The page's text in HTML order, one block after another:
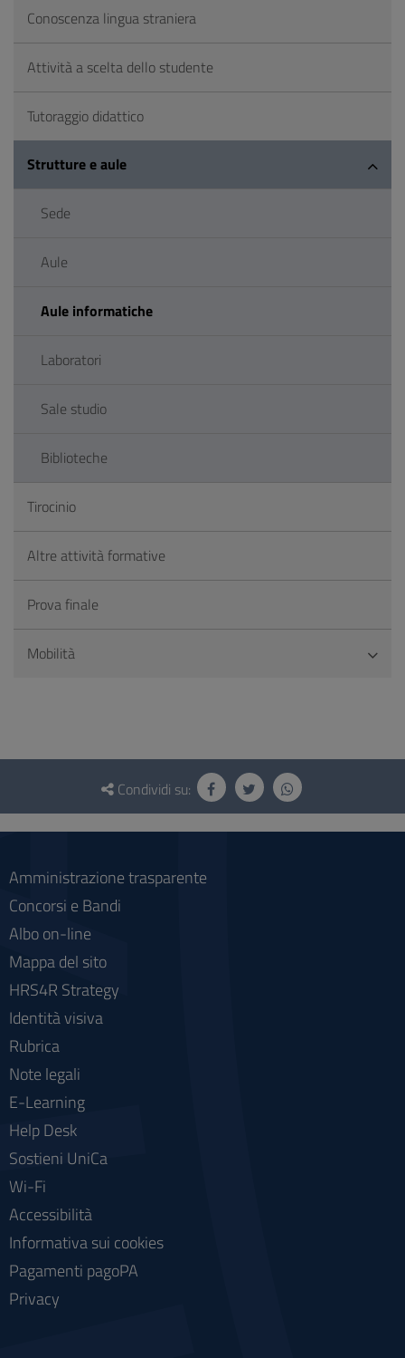
Conoscenza lingua straniera
Attività a scelta dello studente
Tutoraggio didattico
Strutture e aule
Sede
Aule
Aule informatiche
Laboratori
Sale studio
Biblioteche
Tirocinio
Altre attività formative
Prova finale
Mobilità
Questionario
social
Condividi su:
Amministrazione trasparente
Concorsi e Bandi
Albo on-line
Mappa del sito
HRS4R Strategy
Identità visiva
Rubrica
Note legali
E-Learning
Help Desk
Sostieni UniCa
Wi-Fi
Accessibilità
Informativa sui cookies
Pagamenti pagoPA
Privacy